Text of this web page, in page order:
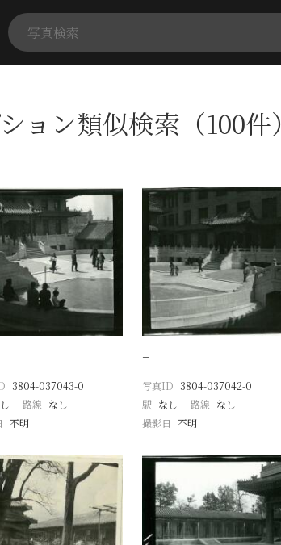
ョン類似検索（100件）
3804-037043-0
路線 なし
不明
−
写真ID 3804-037042-0
駅 なし 路線 なし
撮影日 不明